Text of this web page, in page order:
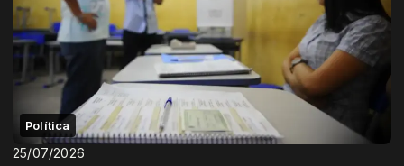
Política
25/07/2026